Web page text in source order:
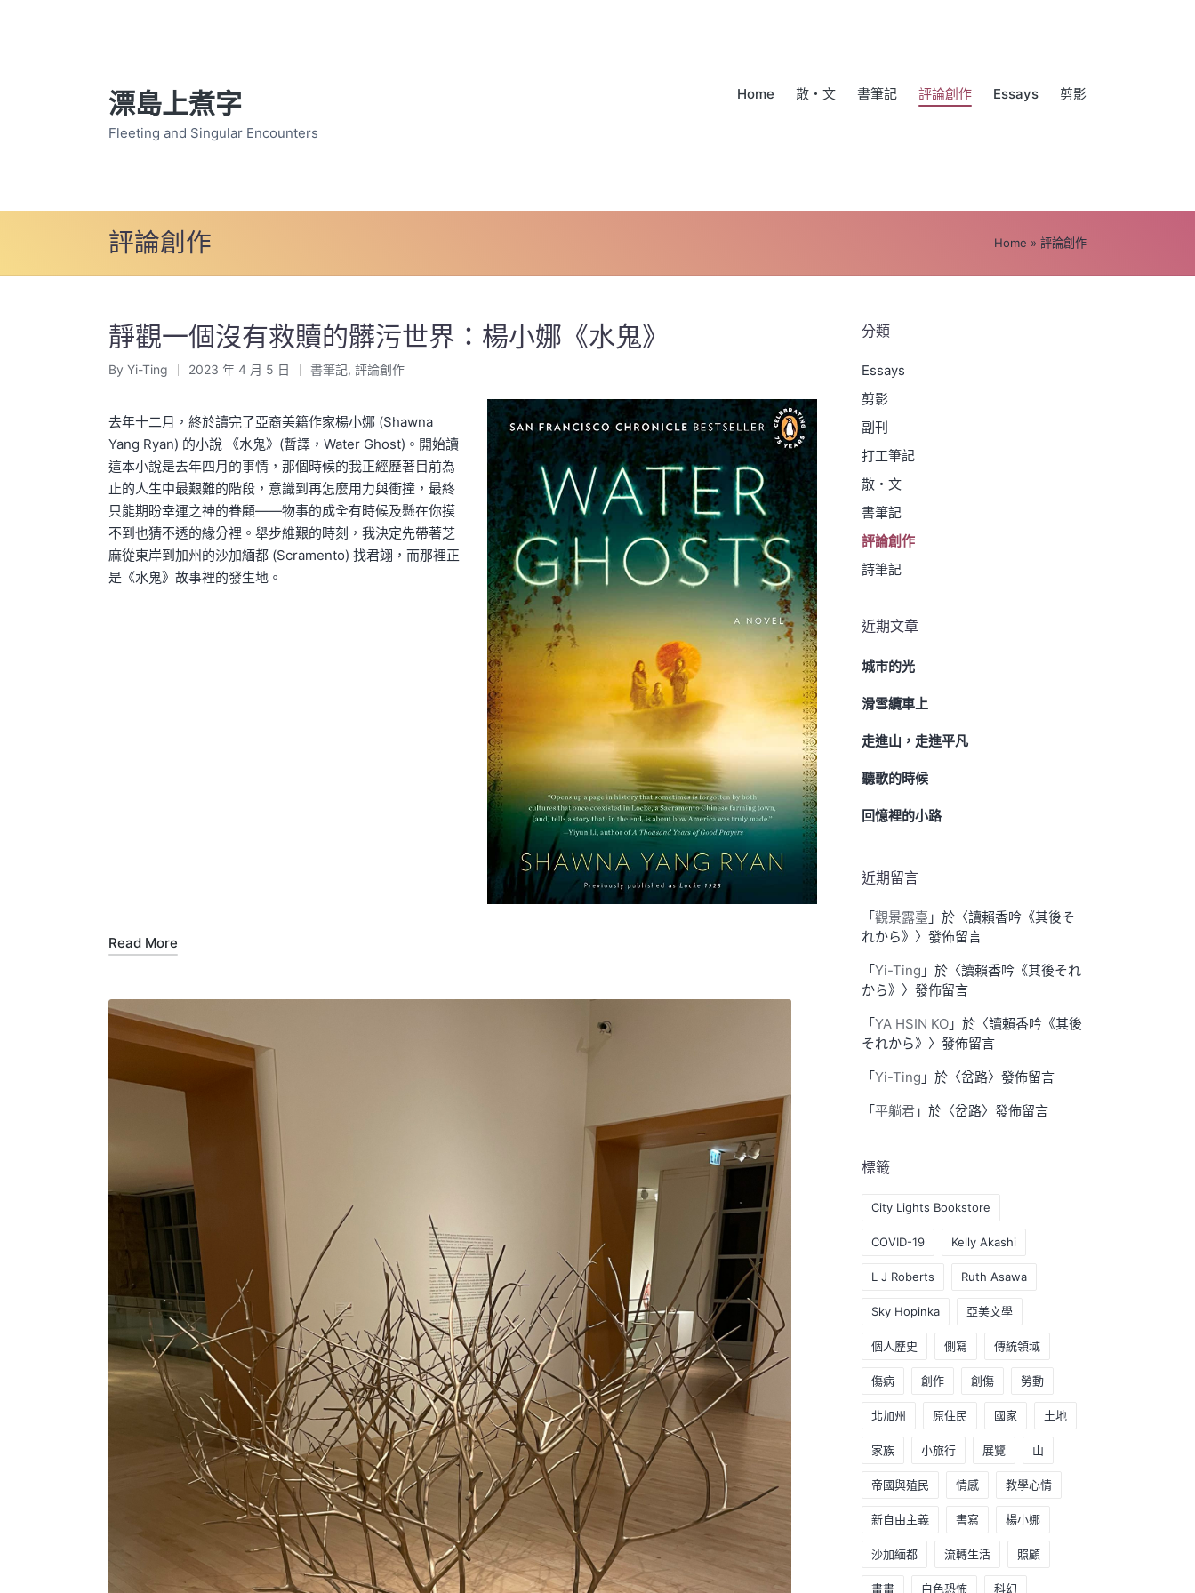
漂島上煮字
Fleeting and Singular Encounters
Home 散・文 書筆記 評論創作 Essays 剪影
評論創作 Home » 評論創作
靜觀一個沒有救贖的髒污世界：楊小娜《水鬼》
Posted
By Yi-Ting 2023 年 4 月 5 日
Posted
書筆記, 評論創作
去年十二月，終於讀完了亞裔美籍作家楊小娜 (Shawna
Yang Ryan) 的小說 《水鬼》(暫譯，Water Ghost)。開始讀
這本小說是去年四月的事情，那個時候的我正經歷著目前為
止的人生中最艱難的階段，意識到再怎麼用力與衝撞，最終
只能期盼幸運之神的眷顧——物事的成全有時候及懸在你摸
不到也猜不透的緣分裡。舉步維艱的時刻，我決定先帶著芝
麻從東岸到加州的沙加緬都 (Scramento) 找君翊，而那裡正
是《水鬼》故事裡的發生地。
Read More
分類
Essays
剪影
副刊
打工筆記
散・文
書筆記
評論創作
詩筆記
近期文章
城市的光
滑雪纜車上
走進山，走進平凡
聽歌的時候
回憶裡的小路
近期留言
「 觀景露臺 」於〈讀賴香吟《其後そ
れから》 〉發佈留言
「 Yi-Ting 」於〈讀賴香吟《其後それ
から》 〉發佈留言
「 YA HSIN KO 」於〈讀賴香吟《其後
それから》 〉發佈留言
「 Yi-Ting 」於〈岔路〉發佈留言
「 平躺君 」於〈岔路〉發佈留言
標籤
City Lights Bookstore
COVID-19 Kelly Akashi
L J Roberts Ruth Asawa
Sky Hopinka 亞美文學
個人歷史 側寫 傳統領域
傷病 創作 創傷 勞動
北加州 原住民 國家 土地
家族 小旅行 展覽 山
帝國與殖民 情感 教學心情
新自由主義 書寫 楊小娜
沙加緬都 流轉生活 照顧
畫畫 白色恐怖 科幻